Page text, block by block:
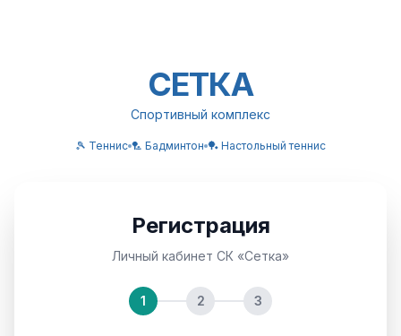
СЕТКА
Спортивный комплекс
🎾 Теннис 🏸 Бадминтон 🏓 Настольный теннис
Регистрация
Личный кабинет СК «Сетка»
1 2 3